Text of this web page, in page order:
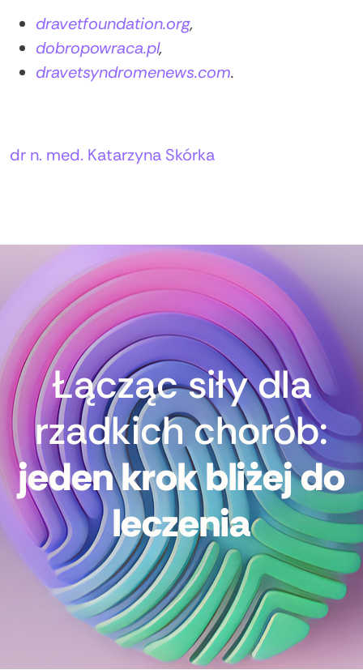
dravetfoundation.org,
dobropowraca.pl,
dravetsyndromenews.com.
Autorzy:
dr n. med. Katarzyna Skórka
Łącząc siły dla
rzadkich chorób:
jeden krok bliżej do
leczenia